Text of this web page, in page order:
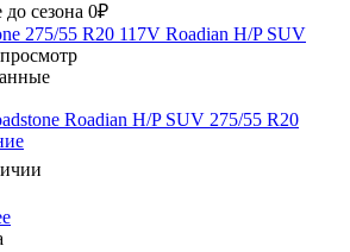
сезона 0₽
Roadian H/P SUV 275/55 R20